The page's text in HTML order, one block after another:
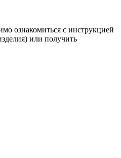
ознакомиться с инструкцией
или получить